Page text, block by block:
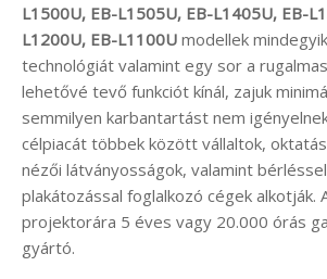
L1500U, EB-L1505U, EB-L1405U, EB-
L1200U, EB-L1100U modellek
technológiát valamint egy sor a
lehetővé tevő funkciót kínál, zajuk
semmilyen karbantartást nem
célpiacát többek között vállaltok,
nézői látványosságok, valamint
plakátozással foglalkozó cégek alkotják.
projektorára 5 éves vagy 20.000 órás
gyártó.